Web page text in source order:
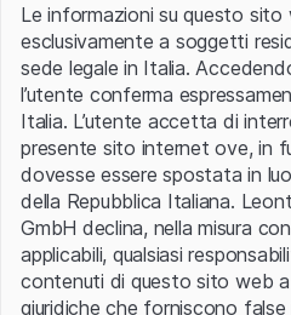
Errore del
Le informazioni su questo sito
esclusivamente a soggetti
sede legale in Italia.
l’utente conferma
Italia. L’utente accetta di
presente sito internet ove, in
dovesse essere spostata in
della Repubblica Italiana.
GmbH declina, nella misura
applicabili, qualsiasi
contenuti di questo sito web
giuridiche che forniscono